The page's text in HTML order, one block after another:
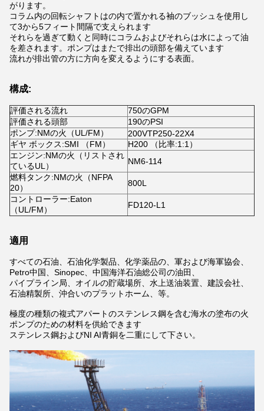
がります。
コラム内の回転シャフトはの内で置かれる袖のブッシュを使用し
て3から5フィート間隔で支えられます
それらを過ぎて動くと同時にコラムおよびそれらは水によって油
を差されます。ポンプはまたで排出の頭部を備えています
流れが排出管の方に方向を変えるようにする表面。
構成:
評価される流れ
750のGPM
評価される頭部
190のPSI
ポンプ:NMの火（UL/FM）
200VTP250-22X4
ギヤ ボックス:SMI （FM）
H200 （比率:1:1）
エンジン:NMの火（リストされ
ているUL）
NM6-114
燃料タンク:NMの火（NFPA
20）
800L
コントローラー:Eaton
（UL/FM）
FD120-L1
適用
すべての石油、石油化学製品、化学薬品の、軍および海軍協会、
Petro中国、Sinopec、中国海洋石油総公司の油田、
パイプライン局、オイルの貯蔵場所、水上送油装置、建設会社、
石油精製所、沖合いのプラットホーム、等。
極度の種類の複式アパートのステンレス鋼を含む海水の塗布の火
ポンプのための材料を供給できます
ステンレス鋼およびNI AI青銅を二重にして下さい。